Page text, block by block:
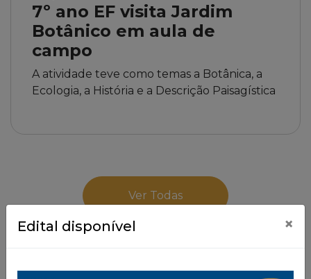
7º ano EF visita Jardim
Botânico em aula de
campo
A atividade teve como temas a Botânica, a
Ecologia, a História e a Descrição Paisagística
Ver Todas
Edital disponível ×